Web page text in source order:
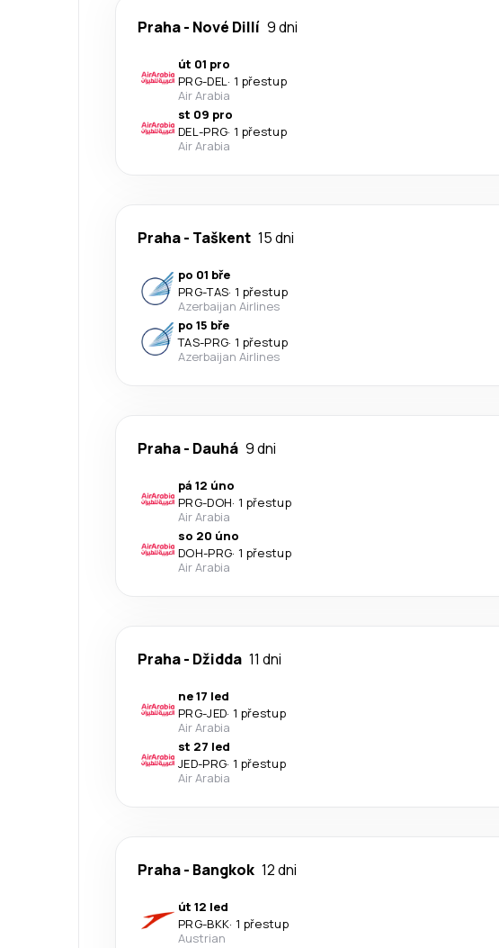
Praha- Nové Dillí 9 dni
út 01 pro
PRG-DEL· 1 přestup
Air Arabia
st 09 pro
DEL-PRG· 1 přestup
Air Arabia
Praha- Taškent 15 dni
po 01 bře
PRG-TAS· 1 přestup
Azerbaijan Airlines
po 15 bře
TAS-PRG· 1 přestup
Azerbaijan Airlines
Praha- Dauhá 9 dni
pá 12 úno
PRG-DOH· 1 přestup
Air Arabia
so 20 úno
DOH-PRG· 1 přestup
Air Arabia
Praha- Džidda 11 dni
ne 17 led
PRG-JED· 1 přestup
Air Arabia
st 27 led
JED-PRG· 1 přestup
Air Arabia
Praha- Bangkok 12 dni
út 12 led
PRG-BKK· 1 přestup
Austrian